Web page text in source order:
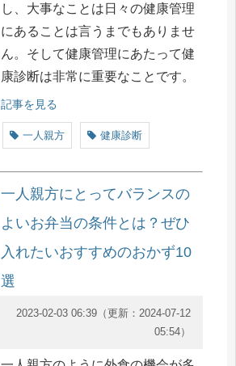
し、大事なことは日々の健康管理
にあることは言うまでもありませ
ん。そして健康管理にあたって健
康診断は非常に重要なことです。
記事を見る
一人親方 健康診断
一人親方にとってバランスの
よいお弁当の条件とは？ぜひ
入れたいおすすめのおかず10
選
2023-02-03 06:39（更新： 2024-07-12
05:54）